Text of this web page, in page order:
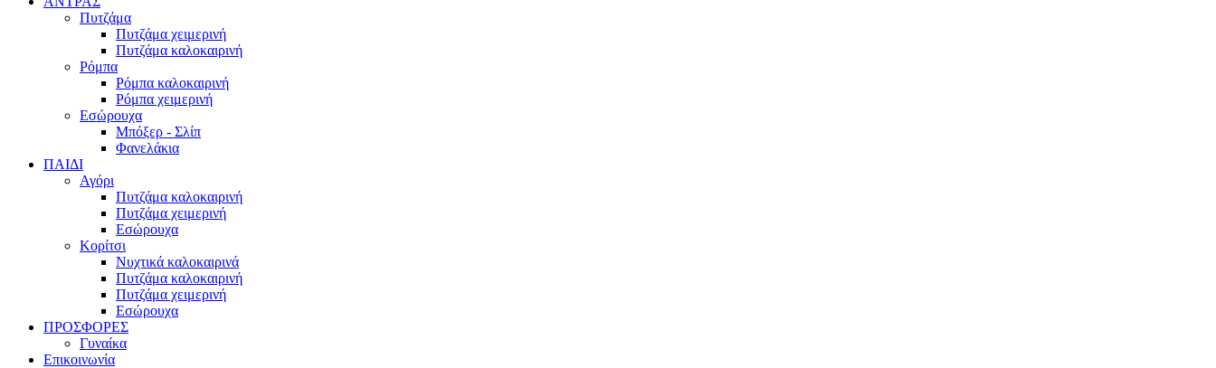
Πυτζάμα
Πυτζάμα χειμερινή
Πυτζάμα καλοκαιρινή
Ρόμπα
Ρόμπα καλοκαιρινή
Ρόμπα χειμερινή
Εσώρουχα
Μπόξερ - Σλίπ
Φανελάκια
ΠΑΙΔΙ
Αγόρι
Πυτζάμα καλοκαιρινή
Πυτζάμα χειμερινή
Εσώρουχα
Κορίτσι
Νυχτικά καλοκαιρινά
Πυτζάμα καλοκαιρινή
Πυτζάμα χειμερινή
Εσώρουχα
ΠΡΟΣΦΟΡΕΣ
Γυναίκα
Επικοινωνία